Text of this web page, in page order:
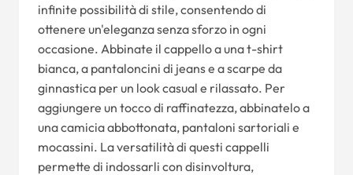
infinite possibilità di stile, consentendo di
ottenere un'eleganza senza sforzo in ogni
occasione. Abbinate il cappello a una t-shirt
bianca, a pantaloncini di jeans e a scarpe da
ginnastica per un look casual e rilassato. Per
aggiungere un tocco di raffinatezza, abbinatelo a
una camicia abbottonata, pantaloni sartoriali e
mocassini. La versatilità di questi cappelli
permette di indossarli con disinvoltura,